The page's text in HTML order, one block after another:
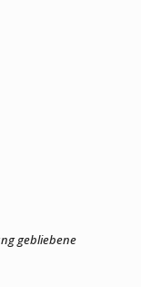
gebliebene